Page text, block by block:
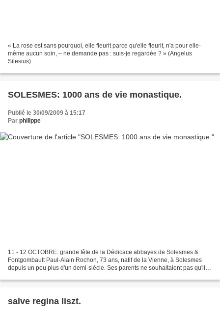
« La rose est sans pourquoi, elle fleurit parce qu'elle fleurit, n'a pour elle-
même aucun soin, – ne demande pas : suis-je regardée ? » (Angelus
Silesius)
SOLESMES: 1000 ans de vie monastique.
Publié le 30/09/2009 à 15:17
Par philippe
11 - 12 OCTOBRE: grande fête de la Dédicace abbayes de Solesmes &
Fontgombault Paul-Alain Rochon, 73 ans, natif de la Vienne, à Solesmes
depuis un peu plus d'un demi-siècle. Ses parents ne souhaitaient pas qu'il
salve regina liszt.